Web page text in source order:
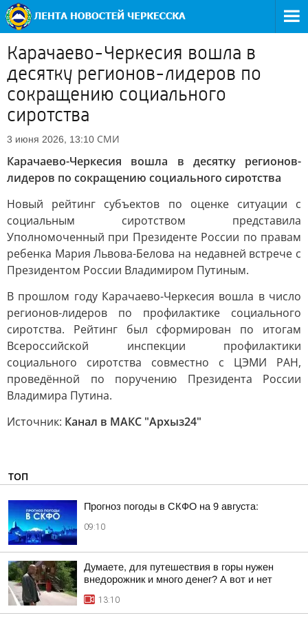
Карачаево-Черкесия вошла в
десятку регионов-лидеров по
сокращению социального
сиротства
3 июня 2026, 13:10 СМИ
Карачаево-Черкесия вошла в десятку регионов-
лидеров по сокращению социального сиротства
Новый рейтинг субъектов по оценке ситуации с
социальным сиротством представила
Уполномоченный при Президенте России по правам
ребенка Мария Львова-Белова на недавней встрече с
Президентом России Владимиром Путиным.
В прошлом году Карачаево-Черкесия вошла в число
регионов-лидеров по профилактике социального
сиротства. Рейтинг был сформирован по итогам
Всероссийской инспекции профилактики
социального сиротства совместно с ЦЭМИ РАН,
проведённой по поручению Президента России
Владимира Путина.
Источник: Канал в МАКС "Архыз24"
ТОП
Прогноз погоды в СКФО на 9 августа:
09:10
Думаете, для путешествия в горы нужен
внедорожник и много денег? А вот и нет
13:10